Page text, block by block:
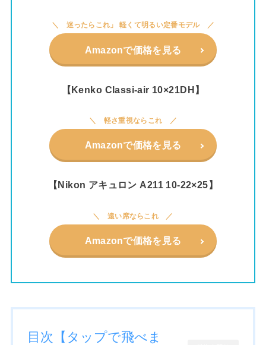
迷ったらこれ」 軽くて明るい定番モデル
Amazonで価格を見る
【Kenko Classi-air 10×21DH】
軽さ重視ならこれ
Amazonで価格を見る
【Nikon アキュロン A211 10-22×25】
遠い席ならこれ
Amazonで価格を見る
目次【タップで飛べま